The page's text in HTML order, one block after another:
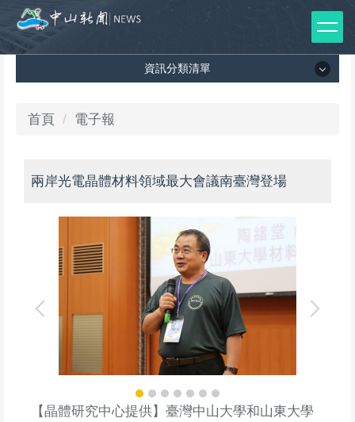
到
主
資訊分類清單
資訊分類清單
媒體報導
影音專區
出版品
首頁 電子報
兩岸光電晶體材料領域最大會議南臺灣登場
【晶體研究中心提供】臺灣中山大學和山東大學